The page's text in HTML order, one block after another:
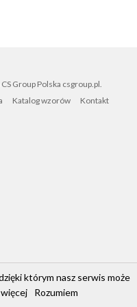
Group Polska csgroup.pl.
Katalog wzorów Kontakt
którym nasz serwis może
Rozumiem